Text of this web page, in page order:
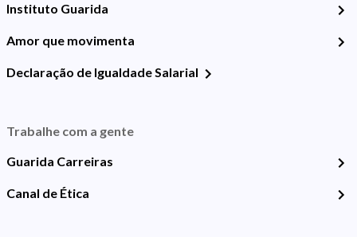
Instituto Guarida
Amor que movimenta
Declaração de Igualdade Salarial
Trabalhe com a gente
Guarida Carreiras
Canal de Ética